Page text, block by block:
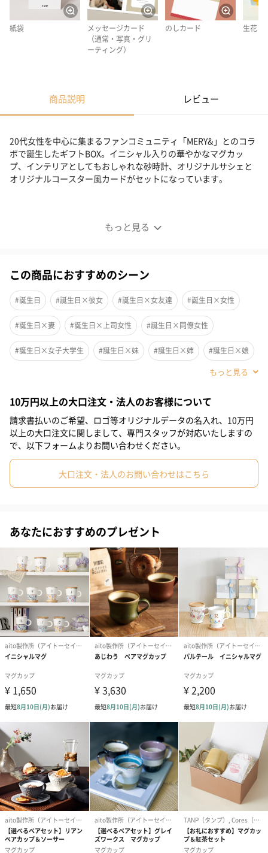
紙袋
メッセージカード
（通常・写真・グリ
ーティング）
のしカード 生花
商品説明 レビュー
もっと見る
20代女性を中心に集まるファンコミュニティ「MERY&」とのコラ
ボで誕生したギフトBOX。イニシャル入りの華やかなマグカッ
プ、インテリアとしてもおしゃれな砂時計、オリジナルサシェと
オリジナルコースター風カードがセットになっています。
女性向けメディア「MERY」の運営するオンラインファンコミュニ
ティ「MERY&」とタンプが初のコラボレーション。
自宅で過ごす時間が増える中、「気分を高められる習慣づくりの
きっかけになるようなギフトをつくりたい」という想いをベース
に「MERY&」のコミュニティのメンバーとワークショップを開催
「デジタルデトックス」がテーマのギフトBOX
PCやスマートフォンから離れる時間をつくる「デジタルデトック
ス」がテーマのギフトBOX。
テレワークやオンライン授業が普及する今、
イニシャル入りの華やかなマグカップや、
インテリアとしてもおしゃれな砂時計は合間の休憩時間も優雅に
彩ってくれます。
イニシャル入りの華やかなマグカップ
ゴールドのイニシャルと、ダイアン・ハリソンのキュートな花柄
のマグカップは、天然木を使ったコースターにもなるフタが付い
ています。
この商品におすすめのシーン
#誕生日 #誕生日×彼女 #誕生日×女友達 #誕生日×女性
#誕生日×妻 #誕生日×上司女性 #誕生日×同僚女性
#誕生日×女子大学生 #誕生日×妹 #誕生日×姉 #誕生日×娘
#誕生日×女子高校生
#お祝い #お礼 #記念日 #パーティー #サプライズ
#クリスマス #ホワイトデー #自分へのご褒美 #結婚祝い
#送別会 #彼女 #女友達 #女性 #妻
#女子大学生 #妹 #姉 #娘 #部下女性
#30代
10万円以上の大口注文・法人のお客様について
請求書払いのご希望、ロゴ等オリジナルデータの名入れ、10万円
以上の大口注文に関しまして、専門スタッフが対応いたしますの
で、以下フォームよりお問い合わせください。
大口注文・法人のお問い合わせはこちら
あなたにおすすめのプレゼント